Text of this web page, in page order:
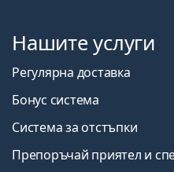
Нашите услуги
Регулярна доставка
Бонус система
Система за отстъпки
Препоръчай приятел и